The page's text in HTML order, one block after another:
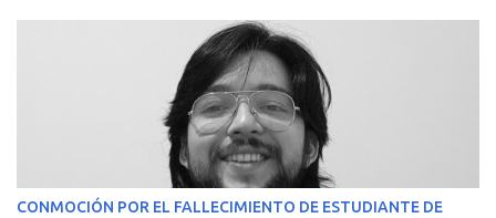
CONMOCIÓN POR EL FALLECIMIENTO DE ESTUDIANTE DE